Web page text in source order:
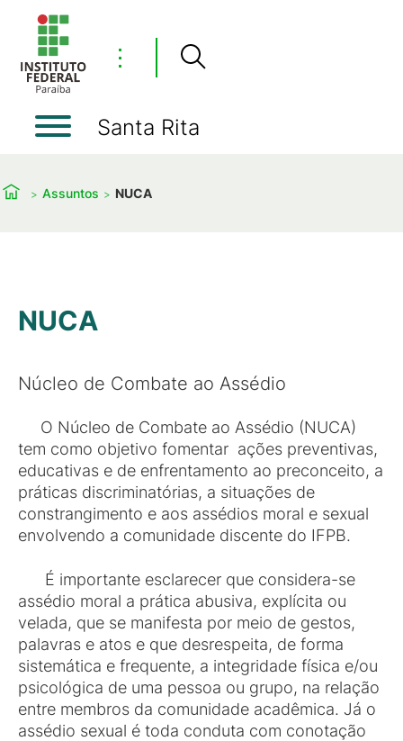
⋮
Santa Rita
Assuntos NUCA
NUCA
Núcleo de Combate ao Assédio
O Núcleo de Combate ao Assédio (NUCA)
tem como objetivo fomentar ações preventivas,
educativas e de enfrentamento ao preconceito, a
práticas discriminatórias, a situações de
constrangimento e aos assédios moral e sexual
envolvendo a comunidade discente do IFPB.
É importante esclarecer que considera-se
assédio moral a prática abusiva, explícita ou
velada, que se manifesta por meio de gestos,
palavras e atos e que desrespeita, de forma
sistemática e frequente, a integridade física e/ou
psicológica de uma pessoa ou grupo, na relação
entre membros da comunidade acadêmica. Já o
assédio sexual é toda conduta com conotação